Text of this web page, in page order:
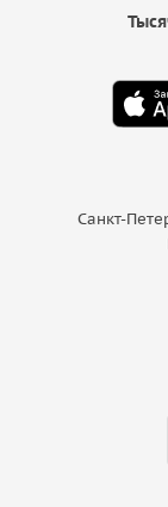
Санкт-